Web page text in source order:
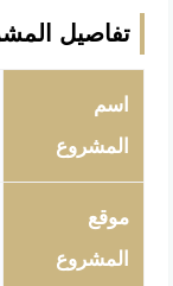
تفاصيل
اسم
المشروع
موقع
المشروع